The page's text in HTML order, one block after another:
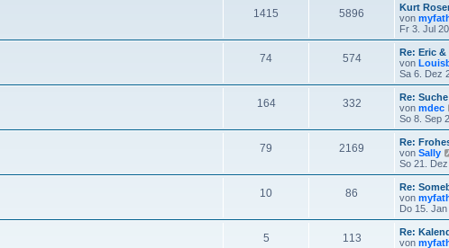
r
a
g
1415 5896
Kurt
von
Fr 3. Jul
74 574
Re: Eric &
von
Sa 6. Dez
164 332
Re:
von mdec
So 8. Sep
79 2169
Re:
von Sally
So 21.
10 86
Re:
von
Do 15.
5 113
Re:
von